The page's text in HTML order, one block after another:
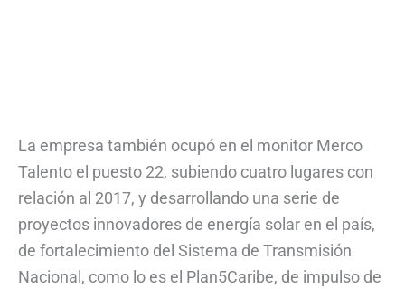
La empresa también ocupó en el monitor Merco
Talento el puesto 22, subiendo cuatro lugares con
relación al 2017, y desarrollando una serie de
proyectos innovadores de energía solar en el país,
de fortalecimiento del Sistema de Transmisión
Nacional, como lo es el Plan5Caribe, de impulso de